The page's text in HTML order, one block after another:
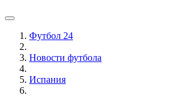
Футбол 24
Новости футбола
Испания